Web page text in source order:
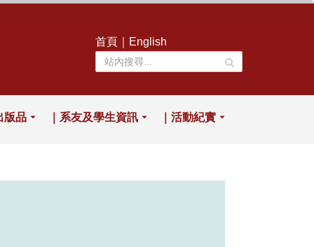
首頁 English
版品 ｜系友及學生資訊 ｜活動紀實